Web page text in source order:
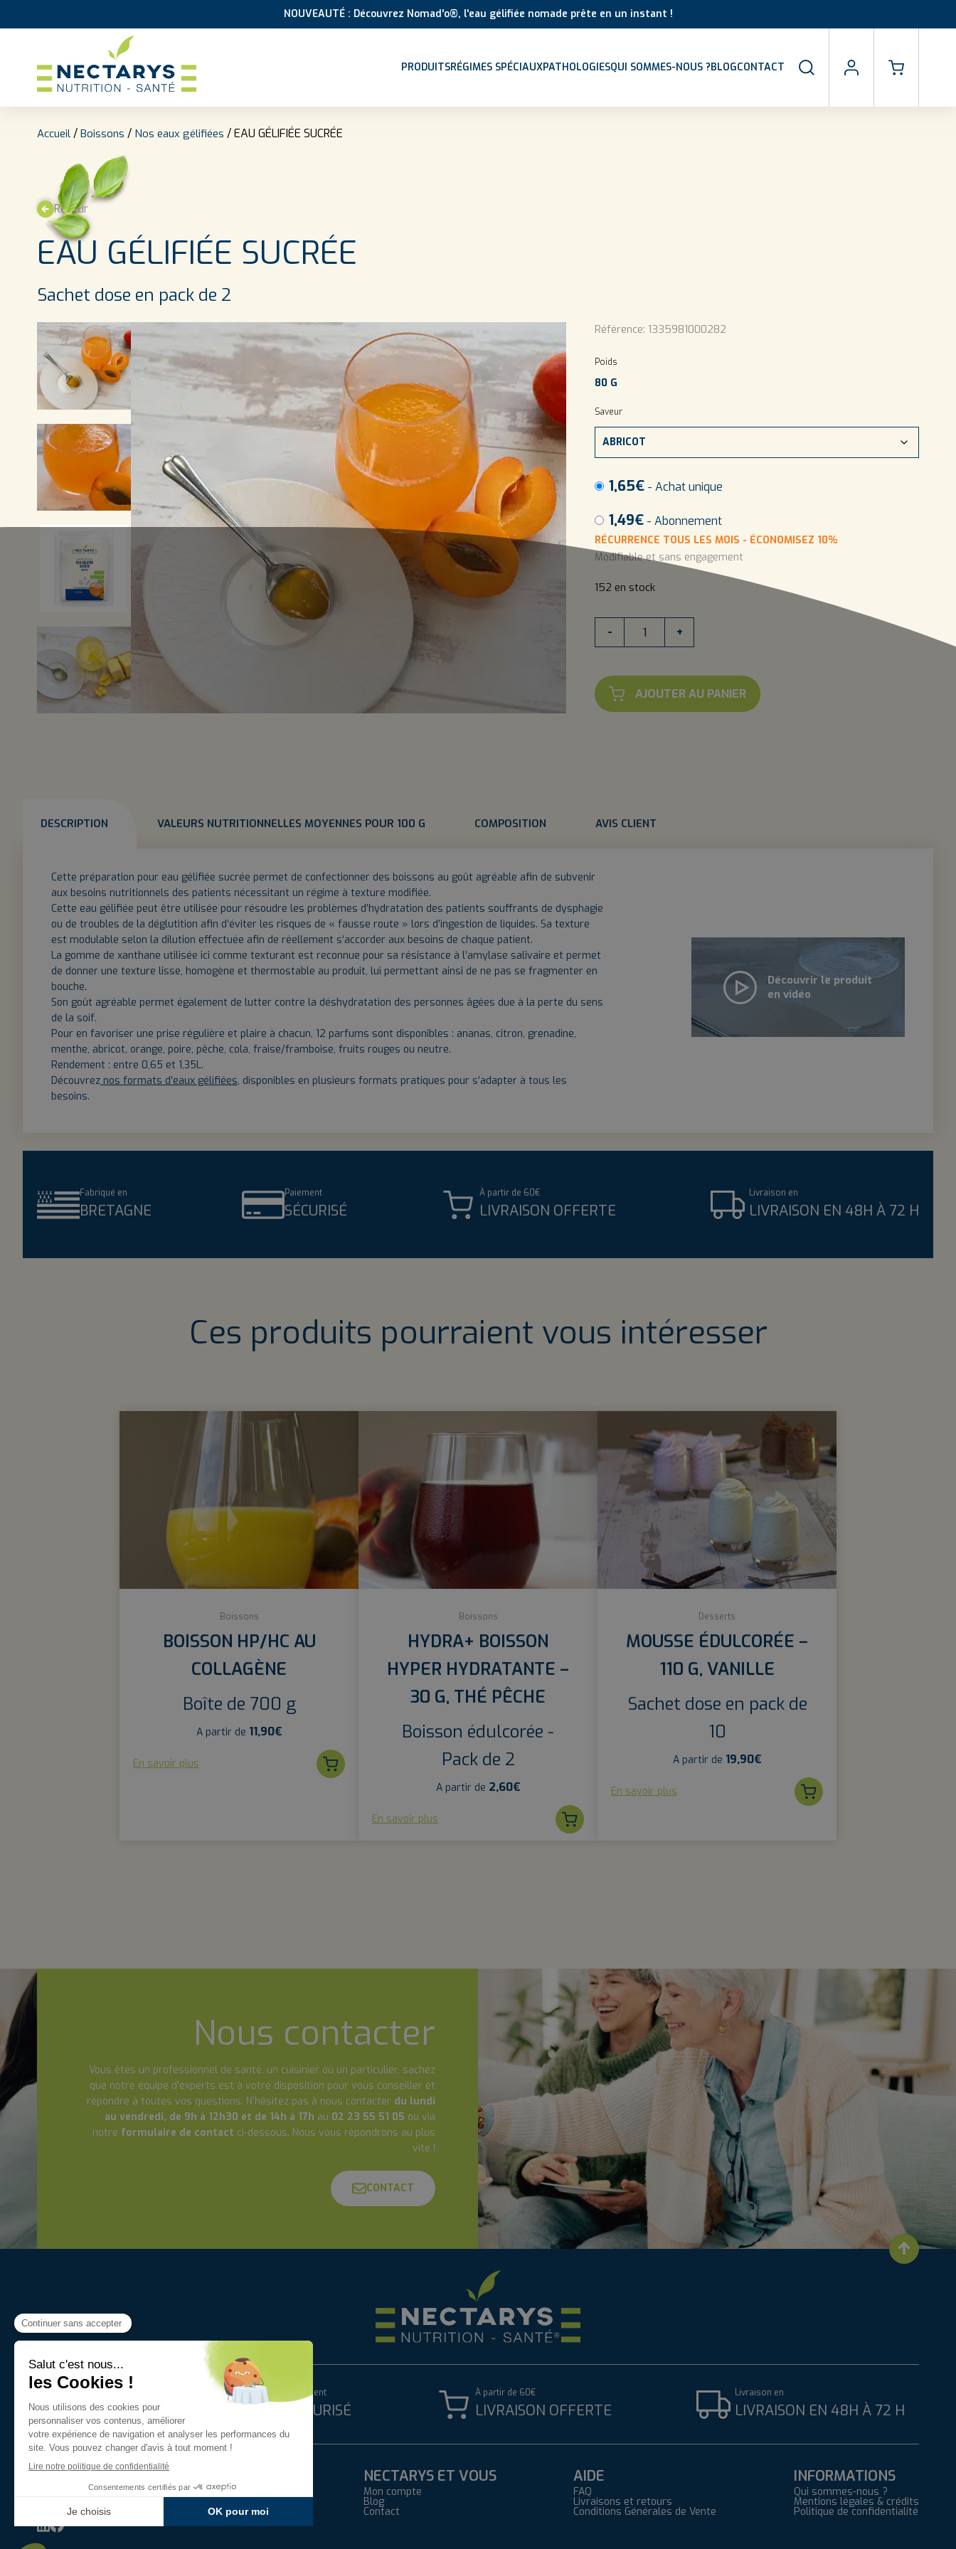
Aller au contenu
NOUVEAUTÉ : Découvrez Nomad'o®, l'eau gélifiée nomade prête en un instant !
PRODUITSRÉGIMES SPÉCIAUXPATHOLOGIESQUI SOMMES-NOUS ?BLOGCONTACT
Accueil / Boissons / Nos eaux gélifiées / EAU GÉLIFIÉE SUCRÉE
Retour
EAU GÉLIFIÉE SUCRÉE
Sachet dose en pack de 2
Référence: 1335981000282
Poids
80 G
Saveur
1,65€ - Achat unique
1,49€ - Abonnement
RÉCURRENCE TOUS LES MOIS - ÉCONOMISEZ 10%
Modifiable et sans engagement
152 en stock
-
quantité
EAU
+
AJOUTER AU PANIER
DESCRIPTION VALEURS NUTRITIONNELLES MOYENNES POUR 100 G COMPOSITION AVIS CLIENT
Cette préparation pour eau gélifiée sucrée permet de confectionner des boissons au goût agréable afin de subvenir
aux besoins nutritionnels des patients nécessitant un régime à texture modifiée.
Cette eau gélifiée peut être utilisée pour résoudre les problèmes d’hydratation des patients souffrants de dysphagie
ou de troubles de la déglutition afin d’éviter les risques de « fausse route » lors d’ingestion de liquides. Sa texture
est modulable selon la dilution effectuée afin de réellement s’accorder aux besoins de chaque patient.
La gomme de xanthane utilisée ici comme texturant est reconnue pour sa résistance à l’amylase salivaire et permet
de donner une texture lisse, homogène et thermostable au produit, lui permettant ainsi de ne pas se fragmenter en
bouche.
Son goût agréable permet également de lutter contre la déshydratation des personnes âgées due à la perte du sens
de la soif.
Pour en favoriser une prise régulière et plaire à chacun, 12 parfums sont disponibles : ananas, citron, grenadine,
menthe, abricot, orange, poire, pêche, cola, fraise/framboise, fruits rouges ou neutre.
Rendement : entre 0,65 et 1,35L.
Découvrez nos formats d’eaux gélifiées, disponibles en plusieurs formats pratiques pour s’adapter à tous les
besoins.
Découvrir le produit
en vidéo
Fabriqué en
BRETAGNE
Paiement
SÉCURISÉ
À partir de 60€
LIVRAISON OFFERTE
Livraison en
LIVRAISON EN 48H À 72 H
Ces produits pourraient vous intéresser
Boissons
BOISSON HP/HC AU
COLLAGÈNE
Boîte de 700 g
A partir de 11,90€
En savoir plus
Boissons
HYDRA+ BOISSON
HYPER HYDRATANTE –
30 G, THÉ PÊCHE
Boisson édulcorée -
Pack de 2
A partir de 2,60€
En savoir plus
Desserts
MOUSSE ÉDULCORÉE –
110 G, VANILLE
Sachet dose en pack de
10
A partir de 19,90€
En savoir plus
Nous contacter
Vous êtes un professionnel de santé, un cuisinier ou un particulier, sachez
que notre équipe d’experts est à votre disposition pour vous conseiller et
répondre à toutes vos questions. N’hésitez pas à nous contacter du lundi
au vendredi, de 9h à 12h30 et de 14h à 17h au 02 23 55 51 05 ou via
notre formulaire de contact ci-dessous. Nous vous répondrons au plus
vite !
CONTACT
BRETAGNE
Paiement
SÉCURISÉ
À partir de 60€
LIVRAISON OFFERTE
Livraison en
LIVRAISON EN 48H À 72 H
NECTARYS
France Culinaire Développement - 3 Rue du Gripail ZA
35590 Saint-Gilles
NECTARYS ET VOUS
Mon compte
Blog
Contact
AIDE
FAQ
Livraisons et retours
Conditions Générales de Vente
INFORMATIONS
Qui sommes-nous ?
Mentions légales & crédits
Politique de confidentialité